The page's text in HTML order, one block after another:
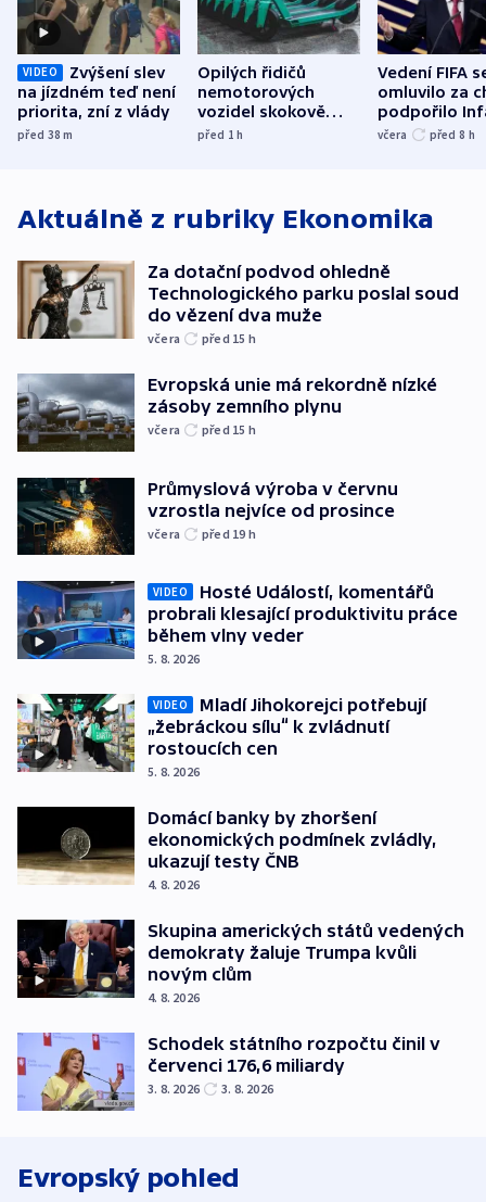
VIDEO
Zvýšení slev
na jízdném teď není
priorita, zní z vlády
před 38m
Opilých řidičů
nemotorových
vozidel skokově
přibylo, nejvíc ve
před 1h
Vedení FIFA
omluvilo za
podpořilo
UEFA trvá na
včera před 8 h
Aktuálně z rubriky Ekonomika
Za dotační podvod ohledně
Technologického parku poslal soud
do vězení dva muže
včera před 15 h
Evropská unie má rekordně nízké
zásoby zemního plynu
včera před 15 h
Průmyslová výroba v červnu
vzrostla nejvíce od prosince
včera před 19 h
VIDEO
Hosté Událostí, komentářů
probrali klesající produktivitu práce
během vlny veder
5. 8. 2026
VIDEO
Mladí Jihokorejci potřebují
„žebráckou sílu“ k zvládnutí
rostoucích cen
5. 8. 2026
Domácí banky by zhoršení
ekonomických podmínek zvládly,
ukazují testy ČNB
4. 8. 2026
Skupina amerických států vedených
demokraty žaluje Trumpa kvůli
novým clům
4. 8. 2026
Schodek státního rozpočtu činil v
červenci 176,6 miliardy
3. 8. 2026 3. 8. 2026
Evropský pohled